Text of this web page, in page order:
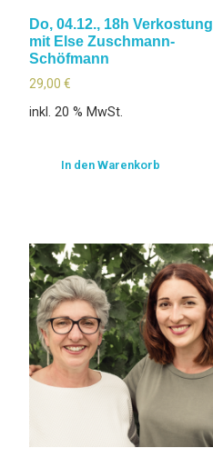
Do, 04.12., 18h Verkostung
mit Else Zuschmann-
Schöfmann
29,00 €
inkl. 20 % MwSt.
In den Warenkorb